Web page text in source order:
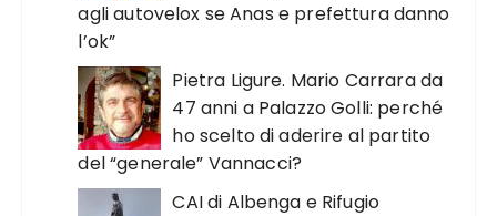
agli autovelox se Anas e prefettura danno
l’ok”
Pietra Ligure. Mario Carrara da
47 anni a Palazzo Golli: perché
ho scelto di aderire al partito
del “generale” Vannacci?
CAI di Albenga e Rifugio